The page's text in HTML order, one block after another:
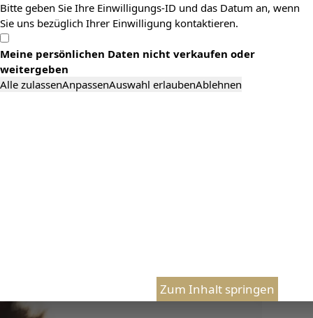
Bitte geben Sie Ihre Einwilligungs-ID und das Datum an, wenn
Sie uns bezüglich Ihrer Einwilligung kontaktieren.
Meine persönlichen Daten nicht verkaufen oder
weitergeben
Alle zulassenAnpassenAuswahl erlaubenAblehnen
Zum Inhalt springen